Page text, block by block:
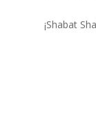
¡Shabat